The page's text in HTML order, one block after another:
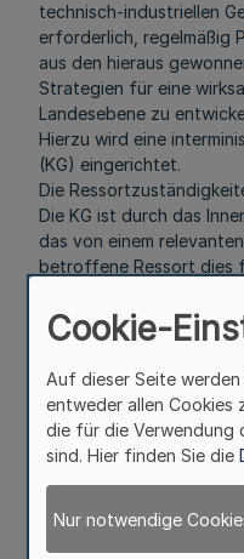
technisch-industriellen
erforderlich, regelmäßig
aus den hieraus
Strategien für eine
Landesebene zu
Hierzu wird eine
(KG) eingerichtet.
Die
Die KG ist durch das
das von einem
betroffene Ressort dies
treffenden Maßnahmen
Aufgaben
Die KG hat die Aufgabe,
- die von den
Maßnahmen
- allgemeine
an die für die
Cookie-
Auf dieser Seite
entweder allen Cookies
die für die Verwendung
sind. Hier finden Sie die
Nur notwendige